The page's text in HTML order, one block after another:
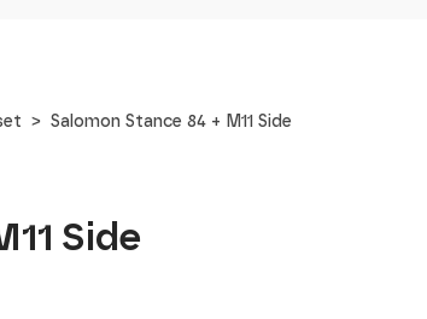
Salomon Stance 84 + M11 Side
Side